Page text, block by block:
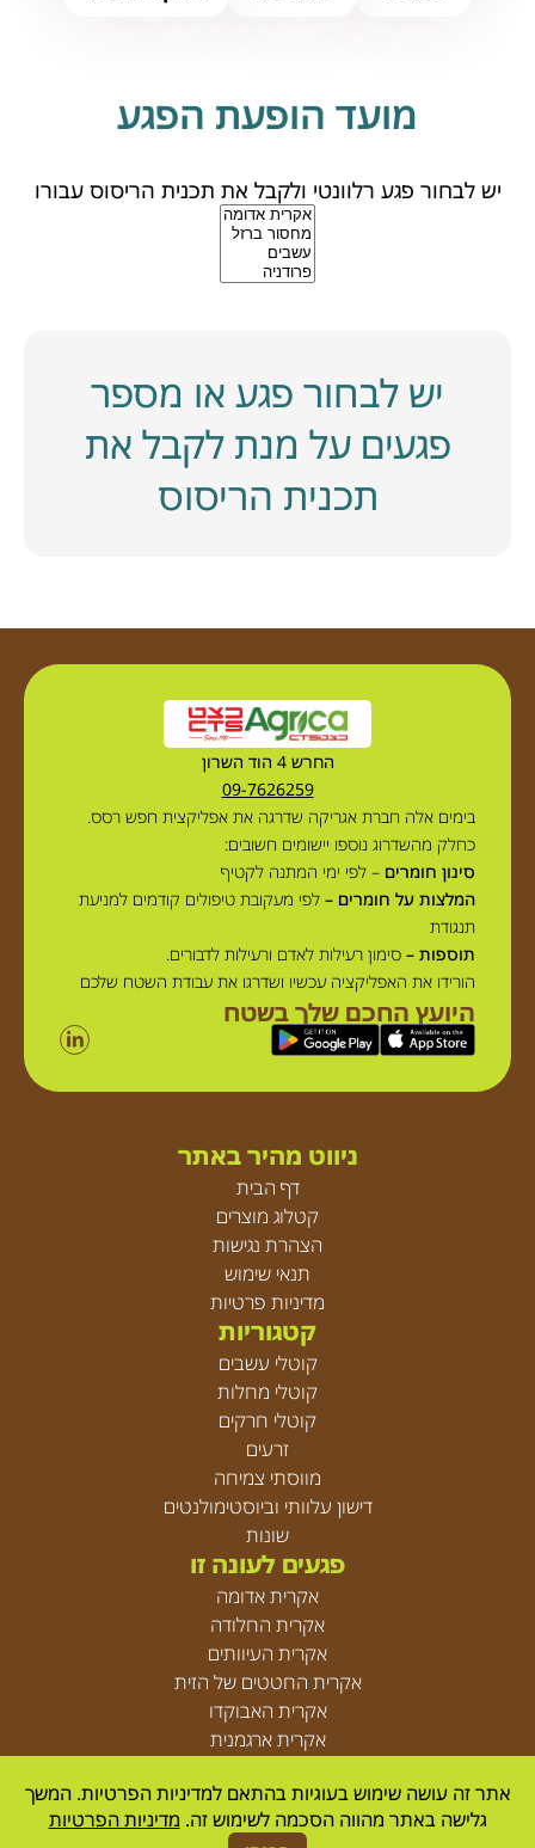
מועד הופעת הפגע
יש לבחור פגע רלוונטי ולקבל את תכנית הריסוס עבורו
יש לבחור פגע או מספר
פגעים על מנת לקבל את
תכנית הריסוס
החרש 4 הוד השרון
09-7626259
בימים אלה חברת אגריקה שדרגה את אפליקצית חפש רסס.
כחלק מהשדרוג נוספו יישומים חשובים:
סינון חומרים – לפי ימי המתנה לקטיף
המלצות על חומרים – לפי מעקובת טיפולים קודמים למניעת
תנגודת
תוספות – סימון רעילות לאדם ורעילות לדבורים.
הורידו את האפליקציה עכשיו ושדרגו את עבודת השטח שלכם
היועץ החכם שלך בשטח
ניווט מהיר באתר
דף הבית
קטלוג מוצרים
הצהרת נגישות
תנאי שימוש
מדיניות פרטיות
קטגוריות
קוטלי עשבים
קוטלי מחלות
קוטלי חרקים
זרעים
מווסתי צמיחה
דישון עלוותי וביוסטימולנטים
שונות
פגעים לעונה זו
אקרית אדומה
אקרית החלודה
אקרית העיוותים
אקרית החטטים של הזית
אקרית האבוקדו
אקרית ארגמנית
אתר זה עושה שימוש בעוגיות בהתאם למדיניות הפרטיות. המשך
גלישה באתר מהווה הסכמה לשימוש זה. מדיניות הפרטיות